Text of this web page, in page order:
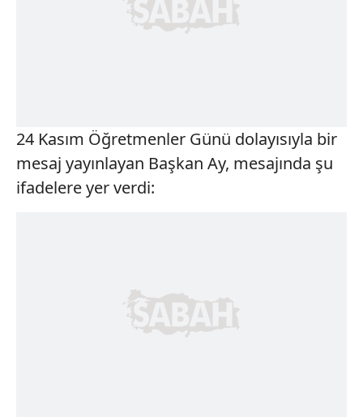
24 Kasım Öğretmenler Günü dolayısıyla bir
mesaj yayınlayan Başkan Ay, mesajında şu
ifadelere yer verdi: